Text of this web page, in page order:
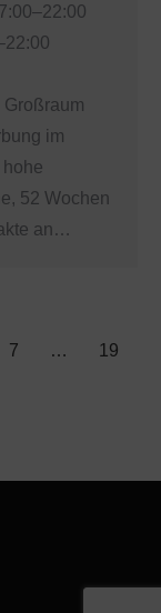
im
52 Wochen
an…
7 …
19